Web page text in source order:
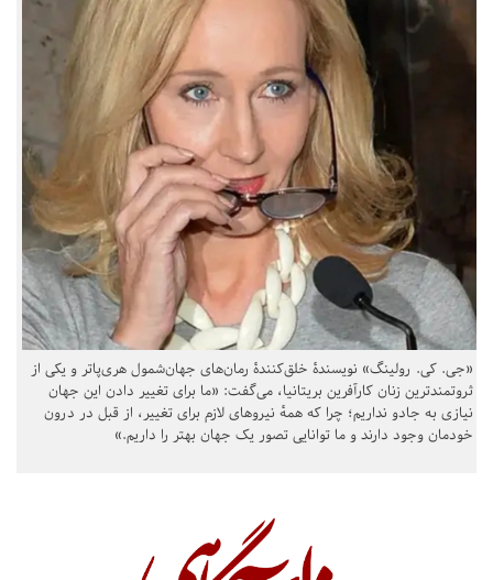
«جی. کی. رولینگ» نویسندهٔ خلق‌کنندهٔ رمان‌های جهان‌شمول هری‌پاتر و یکی از
ثروتمندترین زنان کارآفرین بریتانیا، می‌گفت: «ما برای تغییر دادن این جهان
نیازی به جادو نداریم؛ چرا که همهٔ نیروهای لازم برای تغییر، از قبل در درون
خودمان وجود دارند و ما توانایی تصور یک جهان بهتر را داریم.»